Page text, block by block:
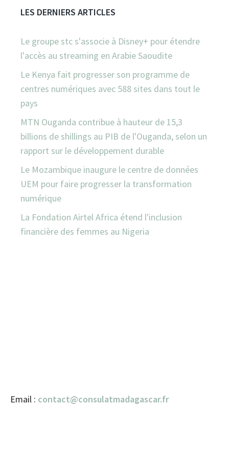
LES DERNIERS ARTICLES
Le groupe stc s'associe à Disney+ pour étendre
l'accès au streaming en Arabie Saoudite
Le Kenya fait progresser son programme de
centres numériques avec 588 sites dans tout le
pays
MTN Ouganda contribue à hauteur de 15,3
billions de shillings au PIB de l'Ouganda, selon un
rapport sur le développement durable
Le Mozambique inaugure le centre de données
UEM pour faire progresser la transformation
numérique
La Fondation Airtel Africa étend l'inclusion
financière des femmes au Nigeria
Email : contact@consulatmadagascar.fr